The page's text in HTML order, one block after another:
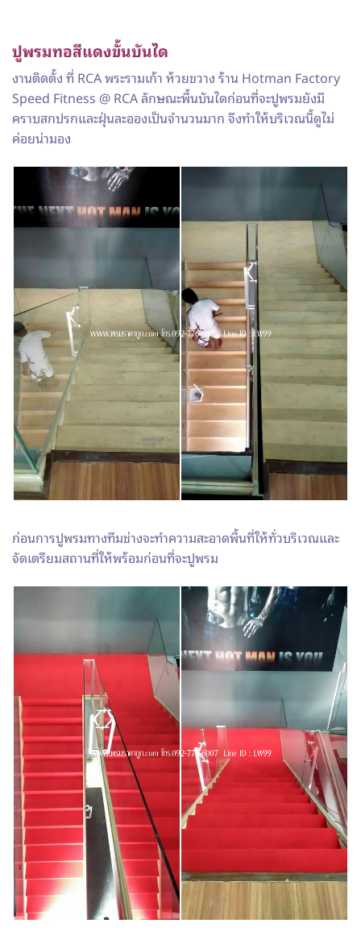
ปูพรมทอสีแดงขั้นบันได
งานติดตั้ง ที่ RCA พระรามเก้า ห้วยขวาง ร้าน Hotman Factory
Speed Fitness @ RCA ลักษณะพื้นบันไดก่อนที่จะปูพรมยังมี
คราบสกปรกและฝุ่นละอองเป็นจำนวนมาก จึงทำให้บริเวณนี้ดูไม่
ค่อยน่ามอง
ก่อนการปูพรมทางทีมช่างจะทำความสะอาดพื้นที่ให้ทั่วบริเวณและ
จัดเตรียมสถานที่ให้พร้อมก่อนที่จะปูพรม